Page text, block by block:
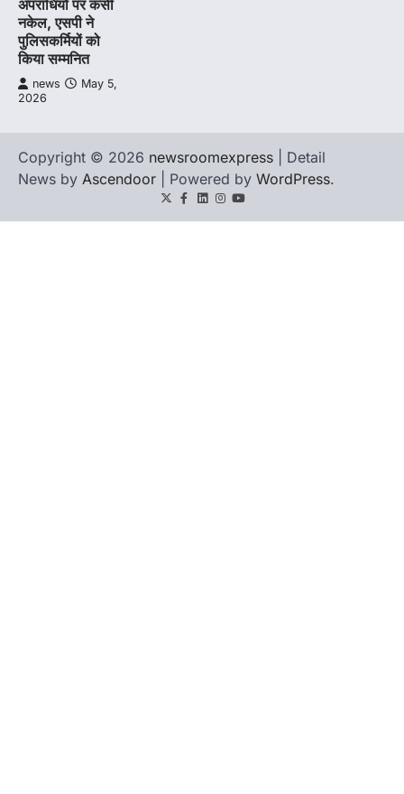
अपराधियो पर कसी
नकेल, एसपी ने
पुलिसकर्मियों को
किया सम्मनित
news
May 5,
2026
Copyright © 2026 newsroomexpress | Detail
News by Ascendoor | Powered by WordPress.
TwitterFacebook
LinkedIn
Instagram
youtube